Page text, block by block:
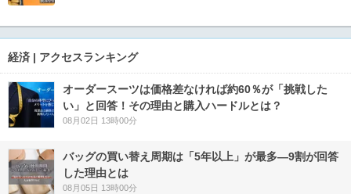
経済 | アクセスランキング
オーダースーツは価格差なければ約60％が「挑戦した
い」と回答！その理由と購入ハードルとは？
08月02日 13時00分
バッグの買い替え周期は「5年以上」が最多―9割が回答
した理由とは
08月05日 13時00分